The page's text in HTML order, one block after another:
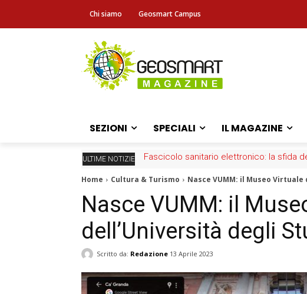
Chi siamo Geosmart Campus
SEZIONI SPECIALI IL MAGAZINE
ULTIME NOTIZIE Carta Strutturale dei Mari Italiani: online la
Home Cultura & Turismo Nasce VUMM: il Museo
Nasce VUMM: il
dell’Università degli
Scritto da: Redazione 13 Aprile 2023